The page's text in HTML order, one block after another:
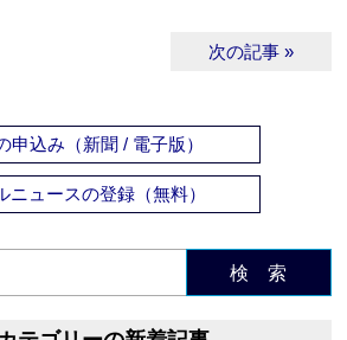
次の記事 »
申込み（新聞 / 電子版）
ニュースの登録（無料）
検 索